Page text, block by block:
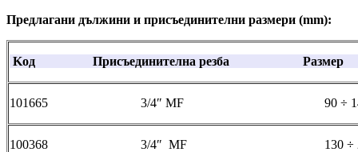
Предлагани дължини и присъединителни размери (mm):
Kод Присъединителна резба
101665 3/4″ MF 90 ÷
100368 3/4″ MF 130 ÷